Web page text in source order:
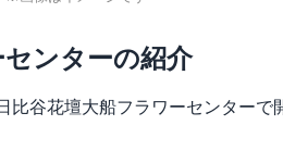
ンターの紹介
谷花壇大船フラワーセンター